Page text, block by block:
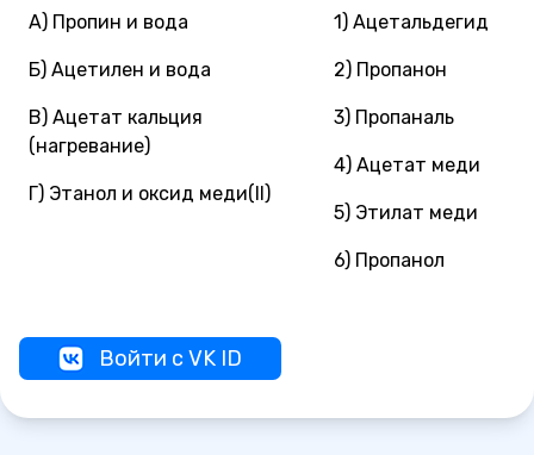
А) Пропин и вода
Б) Ацетилен и вода
В) Ацетат кальция
(нагревание)
Г) Этанол и оксид меди(II)
1) Ацетальдегид
2) Пропанон
3) Пропаналь
4) Ацетат меди
5) Этилат меди
6) Пропанол
Войти с VK ID